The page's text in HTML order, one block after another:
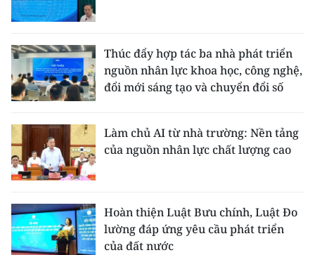
Thúc đẩy hợp tác ba nhà phát triển
nguồn nhân lực khoa học, công nghệ,
đổi mới sáng tạo và chuyển đổi số
Làm chủ AI từ nhà trường: Nền tảng
của nguồn nhân lực chất lượng cao
Hoàn thiện Luật Bưu chính, Luật Đo
lường đáp ứng yêu cầu phát triển
của đất nước